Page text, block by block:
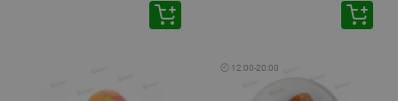
🕘 12:00-20:00